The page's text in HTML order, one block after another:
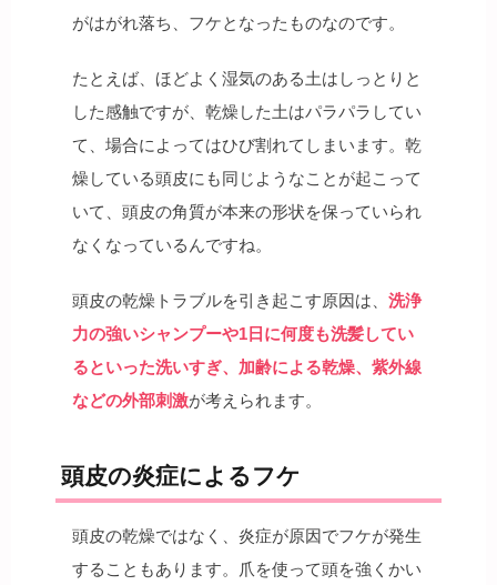
がはがれ落ち、フケとなったものなのです。
たとえば、ほどよく湿気のある土はしっとりと
した感触ですが、乾燥した土はパラパラしてい
て、場合によってはひび割れてしまいます。乾
燥している頭皮にも同じようなことが起こって
いて、頭皮の角質が本来の形状を保っていられ
なくなっているんですね。
頭皮の乾燥トラブルを引き起こす原因は、 洗浄
力の強いシャンプーや1日に何度も洗髪してい
るといった洗いすぎ、加齢による乾燥、紫外線
などの外部刺激が考えられます。
頭皮の炎症によるフケ
頭皮の乾燥ではなく、炎症が原因でフケが発生
することもあります。爪を使って頭を強くかい